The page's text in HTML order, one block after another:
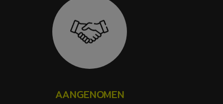
AANGENOMEN